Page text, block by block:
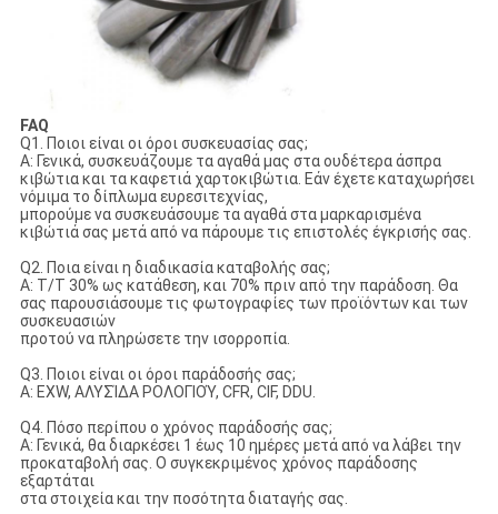
FAQ
Q1. Ποιοι είναι οι όροι συσκευασίας σας;
Α: Γενικά, συσκευάζουμε τα αγαθά μας στα ουδέτερα άσπρα
κιβώτια και τα καφετιά χαρτοκιβώτια. Εάν έχετε καταχωρήσει
νόμιμα το δίπλωμα ευρεσιτεχνίας,
μπορούμε να συσκευάσουμε τα αγαθά στα μαρκαρισμένα
κιβώτιά σας μετά από να πάρουμε τις επιστολές έγκρισής σας.
Q2. Ποια είναι η διαδικασία καταβολής σας;
Α: T/T 30% ως κατάθεση, και 70% πριν από την παράδοση. Θα
σας παρουσιάσουμε τις φωτογραφίες των προϊόντων και των
συσκευασιών
προτού να πληρώσετε την ισορροπία.
Q3. Ποιοι είναι οι όροι παράδοσής σας;
Α: EXW, ΑΛΥΣΊΔΑ ΡΟΛΟΓΙΟΎ, CFR, CIF, DDU.
Q4. Πόσο περίπου ο χρόνος παράδοσής σας;
Α: Γενικά, θα διαρκέσει 1 έως 10 ημέρες μετά από να λάβει την
προκαταβολή σας. Ο συγκεκριμένος χρόνος παράδοσης
εξαρτάται
στα στοιχεία και την ποσότητα διαταγής σας.